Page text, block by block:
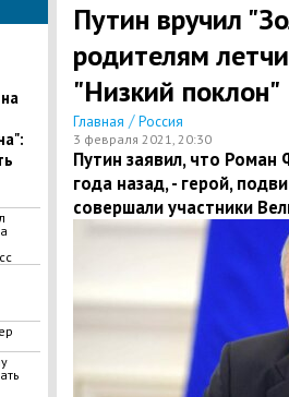
Путин вручил
родителям
"Низкий поклон"
Главная / Россия
3 февраля 2021, 20:30
Путин заявил, что
года назад, - герой,
совершали участники